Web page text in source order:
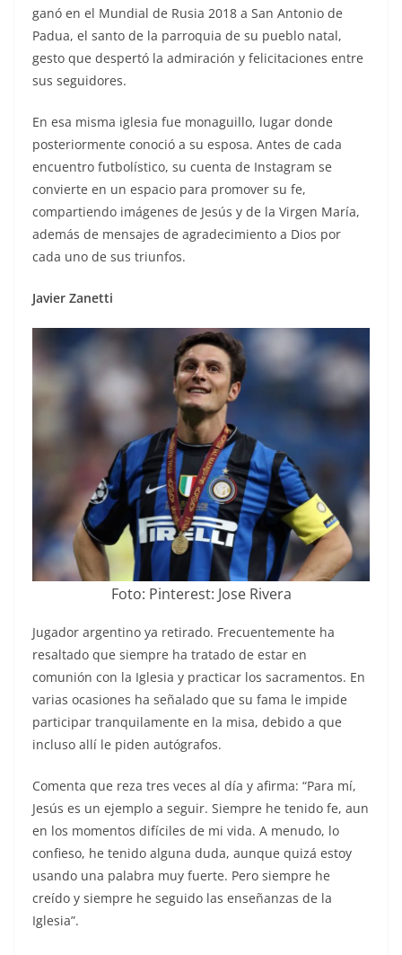
ganó en el Mundial de Rusia 2018 a San Antonio de
Padua, el santo de la parroquia de su pueblo natal,
gesto que despertó la admiración y felicitaciones entre
sus seguidores.
En esa misma iglesia fue monaguillo, lugar donde
posteriormente conoció a su esposa. Antes de cada
encuentro futbolístico, su cuenta de Instagram se
convierte en un espacio para promover su fe,
compartiendo imágenes de Jesús y de la Virgen María,
además de mensajes de agradecimiento a Dios por
cada uno de sus triunfos.
Javier Zanetti
Foto: Pinterest: Jose Rivera
Jugador argentino ya retirado. Frecuentemente ha
resaltado que siempre ha tratado de estar en
comunión con la Iglesia y practicar los sacramentos. En
varias ocasiones ha señalado que su fama le impide
participar tranquilamente en la misa, debido a que
incluso allí le piden autógrafos.
Comenta que reza tres veces al día y afirma: “Para mí,
Jesús es un ejemplo a seguir. Siempre he tenido fe, aun
en los momentos difíciles de mi vida. A menudo, lo
confieso, he tenido alguna duda, aunque quizá estoy
usando una palabra muy fuerte. Pero siempre he
creído y siempre he seguido las enseñanzas de la
Iglesia”.